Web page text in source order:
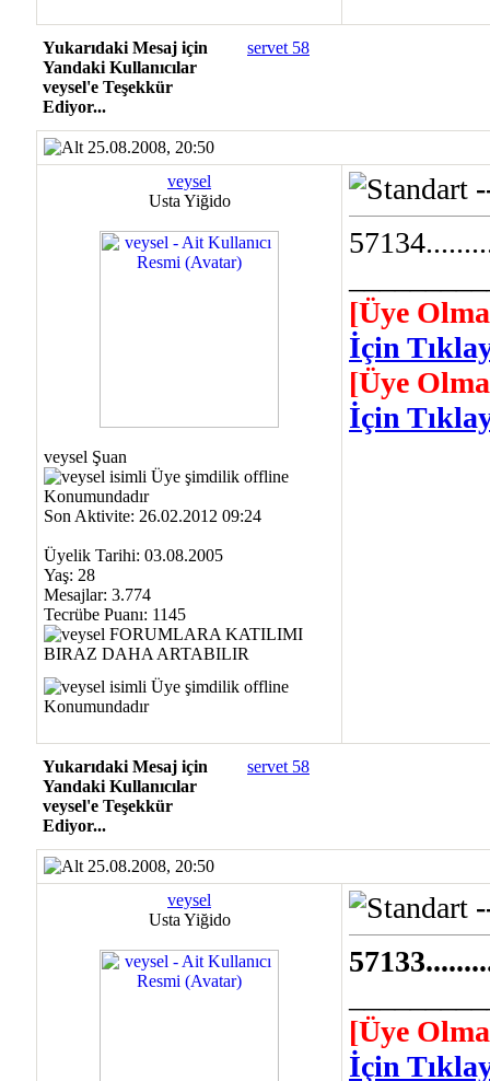
Yukarıdaki Mesaj için
Yandaki Kullanıcılar
veysel'e Teşekkür
Ediyor...
servet 58
25.08.2008, 20:50
veysel
Usta Yiğido
veysel Şuan
Son Aktivite: 26.02.2012 09:24
Üyelik Tarihi: 03.08.2005
Yaş: 28
Mesajlar: 3.774
Tecrübe Puanı: 1145
[Üye
İçin
[Üye
İçin
Yukarıdaki Mesaj için
Yandaki Kullanıcılar
veysel'e Teşekkür
Ediyor...
servet 58
25.08.2008, 20:50
veysel
Usta Yiğido
[Üye
İçin